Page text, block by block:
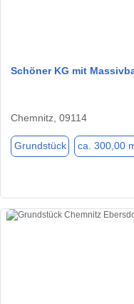
Schöner KG mit
Chemnitz, 09114
Grundstück ca. 300,00